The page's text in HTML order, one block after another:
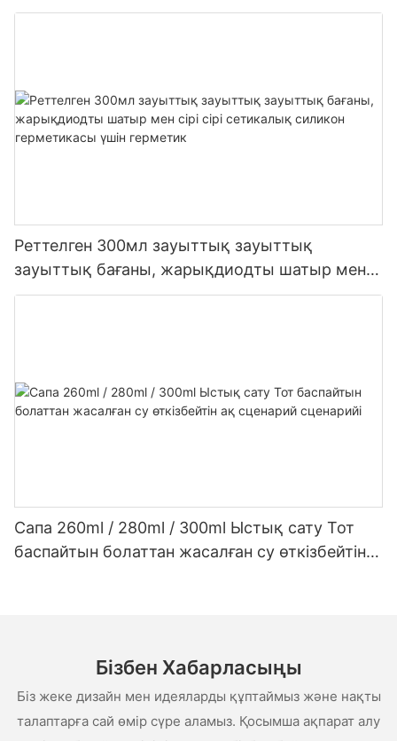
силикон герметикасы
Реттелген 300мл зауыттық зауыттық
зауыттық бағаны, жарықдиодты шатыр мен
сірі сірі сетикалық силикон герметикасы үшін
Сапа 260ml / 280ml / 300ml Ыстық сату Тот
баспайтын болаттан жасалған су өткізбейтін
Бізбен Хабарласыңы
Біз жеке дизайн мен идеяларды құптаймыз және нақты
талаптарға сай өмір сүре аламыз. Қосымша ақпарат алу